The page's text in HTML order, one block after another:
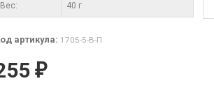
Вес: 40 г
артикула: 1705-5-В-П
₽